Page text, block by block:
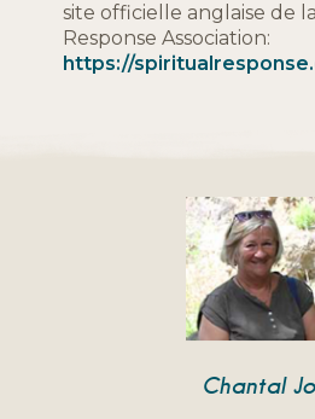
site officielle anglaise de
Response Association:
https://
Chantal